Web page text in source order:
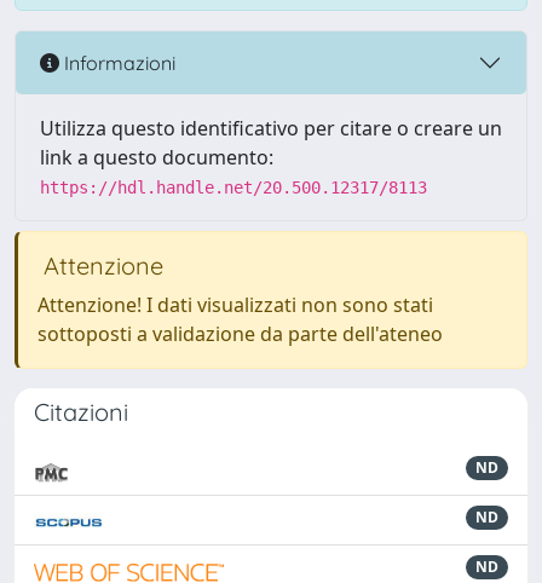
Informazioni
Utilizza questo identificativo per citare o creare un
link a questo documento:
https://hdl.handle.net/20.500.12317/8113
Attenzione
Attenzione! I dati visualizzati non sono stati
sottoposti a validazione da parte dell'ateneo
Citazioni
ND
ND
ND